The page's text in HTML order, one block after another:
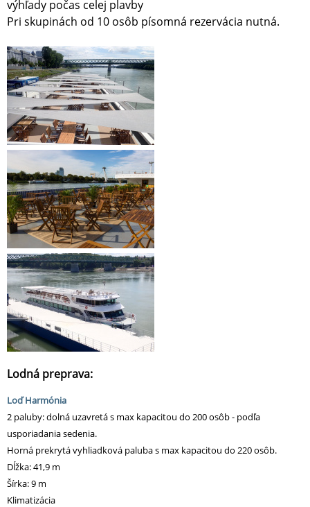
výhľady počas celej plavby
Pri skupinách od 10 osôb písomná rezervácia nutná.
Lodná preprava:
Loď Harmónia
2 paluby: dolná uzavretá s max kapacitou do 200 osôb - podľa
usporiadania sedenia.
Horná prekrytá vyhliadková paluba s max kapacitou do 220 osôb.
Dĺžka: 41,9 m
Šírka: 9 m
Klimatizácia